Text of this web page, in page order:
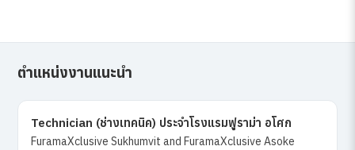
ตำแหน่งงานแนะนำ
Technician (ช่างเทคนิค) ประจำโรงแรมฟูราม่า อโศก
FuramaXclusive Sukhumvit and FuramaXclusive Asoke